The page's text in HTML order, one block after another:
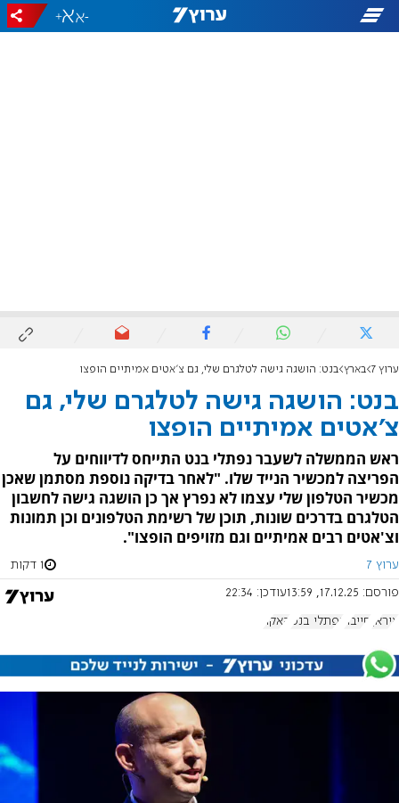
-
+
ערוץ 7 בארץ בנט: הושגה גישה לטלגרם שלי, גם צ'אטים אמיתיים הופצו
בנט: הושגה גישה לטלגרם שלי, גם
צ'אטים אמיתיים הופצו
ראש הממשלה לשעבר נפתלי בנט התייחס לדיווחים על
הפריצה למכשיר הנייד שלו. "לאחר בדיקה נוספת מסתמן שאכן
מכשיר הטלפון שלי עצמו לא נפרץ אך כן הושגה גישה לחשבון
הטלגרם בדרכים שונות, תוכן של רשימת הטלפונים וכן תמונות
וצ'אטים רבים אמיתיים וגם מזויפים הופצו".
ערוץ 7 1 דקות
פורסם: 17.12.25, 13:59 עודכן: 22:34
איראן סייבר נפתלי בנט האקר